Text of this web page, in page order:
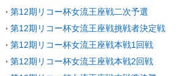
第12期リコー杯女流王座戦二次予選
第12期リコー杯女流王座戦挑戦者決定戦
第12期リコー杯女流王座戦本戦1回戦
第12期リコー杯女流王座戦本戦2回戦